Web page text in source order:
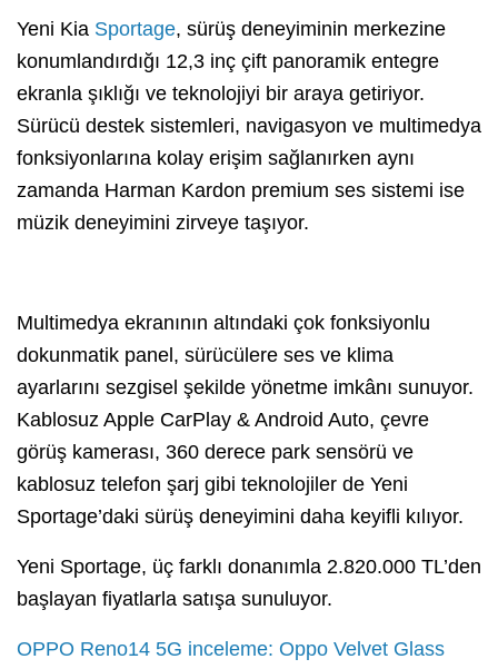
Yeni Kia Sportage, sürüş deneyiminin merkezine
konumlandırdığı 12,3 inç çift panoramik entegre
ekranla şıklığı ve teknolojiyi bir araya getiriyor.
Sürücü destek sistemleri, navigasyon ve multimedya
fonksiyonlarına kolay erişim sağlanırken aynı
zamanda Harman Kardon premium ses sistemi ise
müzik deneyimini zirveye taşıyor.
Multimedya ekranının altındaki çok fonksiyonlu
dokunmatik panel, sürücülere ses ve klima
ayarlarını sezgisel şekilde yönetme imkânı sunuyor.
Kablosuz Apple CarPlay & Android Auto, çevre
görüş kamerası, 360 derece park sensörü ve
kablosuz telefon şarj gibi teknolojiler de Yeni
Sportage’daki sürüş deneyimini daha keyifli kılıyor.
Yeni Sportage, üç farklı donanımla 2.820.000 TL’den
başlayan fiyatlarla satışa sunuluyor.
OPPO Reno14 5G inceleme: Oppo Velvet Glass